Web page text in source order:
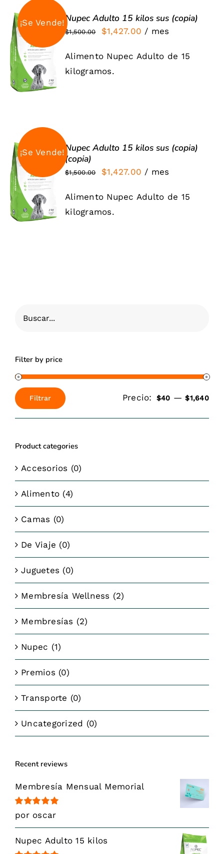
¡Se Vende!
SIGN UP
NOW
/
DETALLES
Nupec Adulto 15 kilos sus (copia)
$1,500.00
El
original
era:
$1,427.00 El
actual
/ mes
Alimento Nupec Adulto de 15
kilogramos.
¡Se Vende!
SIGN UP
NOW
/
DETALLES
Nupec Adulto 15 kilos sus (copia)
(copia)
$1,500.00
El
original
era:
$1,427.00 El
actual
/ mes
Alimento Nupec Adulto de 15
kilogramos.
Filter by price
Precio
mínimo
Precio
máximo
Filtrar Precio: $40 —$1,640
Product categories
Accesorios (0)
Alimento (4)
Camas (0)
De Viaje (0)
Juguetes (0)
Membresía Wellness (2)
Membresías (2)
Nupec (1)
Premios (0)
Transporte (0)
Uncategorized (0)
Recent reviews
Membresía Mensual Memorial
Valorado
con
por oscar
Nupec Adulto 15 kilos